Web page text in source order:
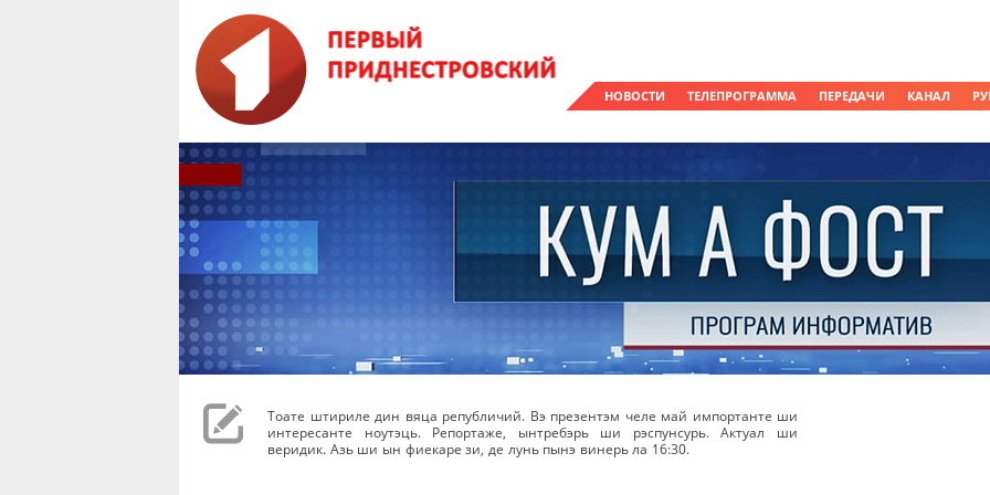
НОВОСТИ ТЕЛЕПРОГРАММА ПЕРЕДАЧИ КАНАЛ
Тоате штириле дин вяца републичий. Вэ презентэм челе май импортанте ши
интересанте ноутэць. Репортаже, ынтребэрь ши рэспунсурь. Актуал ши
веридик. Азь ши ын фиекаре зи, де лунь пынэ винерь ла 16:30.